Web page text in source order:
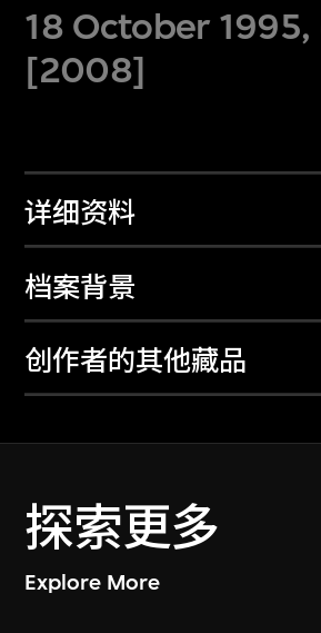
18 October
[2008]
详细资料
档案背景
创作者的其他藏品
探索更多
Explore More